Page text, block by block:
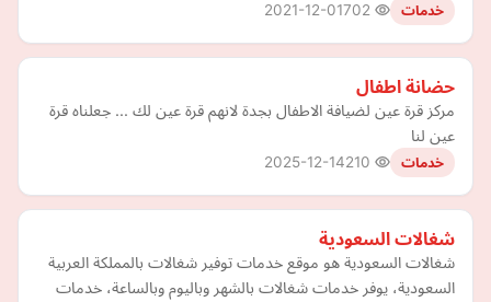
خدمات 2021-12-01
حضانة اطفال
مركز قرة عين لضيافة الاطفال بجدة لانهم قرة عين لك ... جعلناه قرة
عين لنا
خدمات 2025-12-14
شغالات السعودية
شغالات السعودية هو موقع خدمات توفير شغالات بالمملكة العربية
السعودية، يوفر خدمات شغالات بالشهر وباليوم وبالساعة، خدمات